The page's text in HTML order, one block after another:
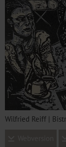
Wilfried Reiff |